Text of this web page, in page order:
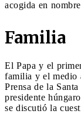
acogida en
Familia
El Papa y el
familia y el medio
Prensa de la
presidente
se discutió la